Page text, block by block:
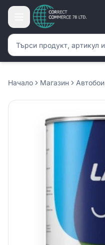
Търсене на продукти
Начало Магазин Автобои